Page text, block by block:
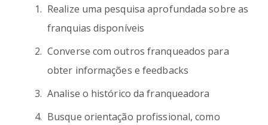
Realize uma pesquisa aprofundada sobre as
franquias disponíveis
Converse com outros franqueados para
obter informações e feedbacks
Analise o histórico da franqueadora
Busque orientação profissional, como